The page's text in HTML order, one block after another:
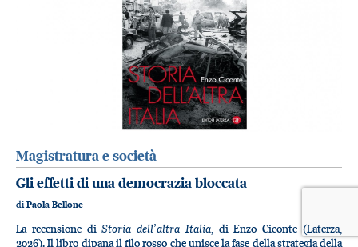
Magistratura e società
Gli effetti di una democrazia bloccata
di Paola Bellone
La recensione diStoria dell’altra Italia, di Enzo Ciconte (Laterza,
2026). Il libro dipana il filo rosso che unisce la fase della strategia della